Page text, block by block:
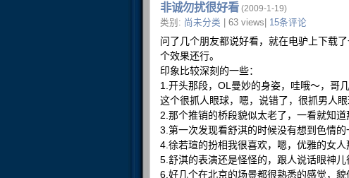
非诚勿扰很好看 (2009-1-19)
类别: 尚未分类 | 63 views| 15条评论
问了几个朋友都说好看，就在电驴上下载
个效果还行。
印象比较深刻的一些：
1.开头那段，OL曼妙的身姿，哇哦～，哥
这个很抓人眼球，嗯，说错了，很抓男人眼
2.那个推销的桥段貌似太老了，一看就知
3.第一次发现看舒淇的时候没有想到色情
4.徐若瑄的扮相我很喜欢，嗯，优雅的女人
5.舒淇的表演还是怪怪的，跟人说话眼神
6.好几个在北京的场景都很熟悉的感觉，